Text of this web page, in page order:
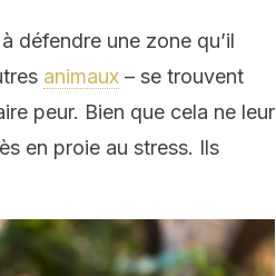
défendre une zone qu’il
animaux – se trouvent
peur. Bien que cela ne leur
en proie au stress. Ils